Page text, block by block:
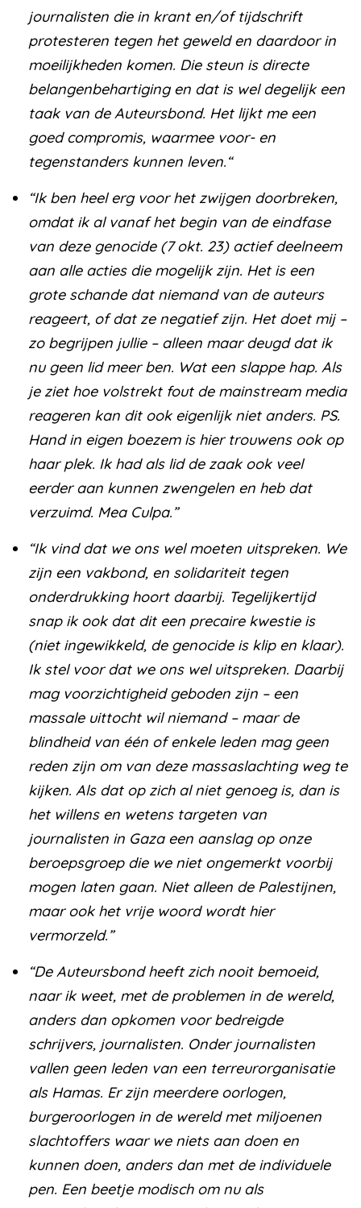
journalisten die in krant en/of tijdschrift
protesteren tegen het geweld en daardoor in
moeilijkheden komen. Die steun is directe
belangenbehartiging en dat is wel degelijk een
taak van de Auteursbond. Het lijkt me een
goed compromis, waarmee voor- en
tegenstanders kunnen leven.“
“Ik ben heel erg voor het zwijgen doorbreken,
omdat ik al vanaf het begin van de eindfase
van deze genocide (7 okt. 23) actief deelneem
aan alle acties die mogelijk zijn. Het is een
grote schande dat niemand van de auteurs
reageert, of dat ze negatief zijn. Het doet mij –
zo begrijpen jullie – alleen maar deugd dat ik
nu geen lid meer ben. Wat een slappe hap. Als
je ziet hoe volstrekt fout de mainstream media
reageren kan dit ook eigenlijk niet anders. PS.
Hand in eigen boezem is hier trouwens ook op
haar plek. Ik had als lid de zaak ook veel
eerder aan kunnen zwengelen en heb dat
verzuimd. Mea Culpa.”
“Ik vind dat we ons wel moeten uitspreken. We
zijn een vakbond, en solidariteit tegen
onderdrukking hoort daarbij. Tegelijkertijd
snap ik ook dat dit een precaire kwestie is
(niet ingewikkeld, de genocide is klip en klaar).
Ik stel voor dat we ons wel uitspreken. Daarbij
mag voorzichtigheid geboden zijn – een
massale uittocht wil niemand – maar de
blindheid van één of enkele leden mag geen
reden zijn om van deze massaslachting weg te
kijken. Als dat op zich al niet genoeg is, dan is
het willens en wetens targeten van
journalisten in Gaza een aanslag op onze
beroepsgroep die we niet ongemerkt voorbij
mogen laten gaan. Niet alleen de Palestijnen,
maar ook het vrije woord wordt hier
vermorzeld.”
“De Auteursbond heeft zich nooit bemoeid,
naar ik weet, met de problemen in de wereld,
anders dan opkomen voor bedreigde
schrijvers, journalisten. Onder journalisten
vallen geen leden van een terreurorganisatie
als Hamas. Er zijn meerdere oorlogen,
burgeroorlogen in de wereld met miljoenen
slachtoffers waar we niets aan doen en
kunnen doen, anders dan met de individuele
pen. Een beetje modisch om nu als